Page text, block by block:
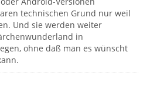
technischen Grund nur weil
Und sie werden weiter
in
ohne daß man es wünscht